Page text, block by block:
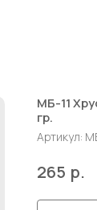
МБ-11
гр.
Артикул:
265 р.